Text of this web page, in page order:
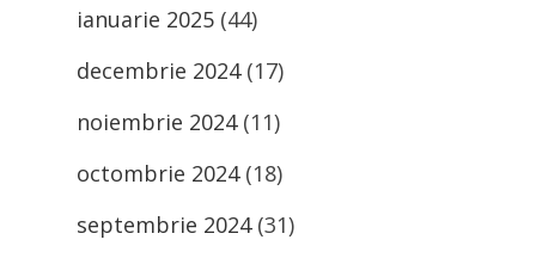
ianuarie 2025 (44)
decembrie 2024(17)
noiembrie 2024(11)
octombrie 2024(18)
septembrie 2024(31)